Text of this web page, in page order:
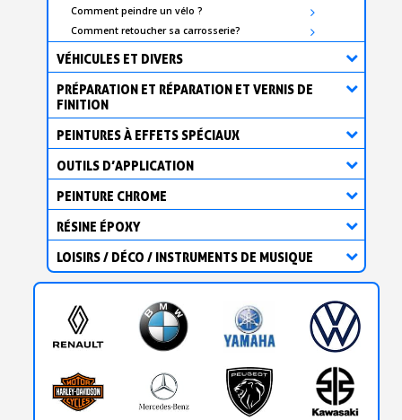
Comment peindre un vélo ?
Comment retoucher sa carrosserie?
VÉHICULES ET DIVERS
PRÉPARATION ET RÉPARATION ET VERNIS DE
FINITION
PEINTURES À EFFETS SPÉCIAUX
OUTILS D’APPLICATION
PEINTURE CHROME
RÉSINE ÉPOXY
LOISIRS / DÉCO / INSTRUMENTS DE MUSIQUE